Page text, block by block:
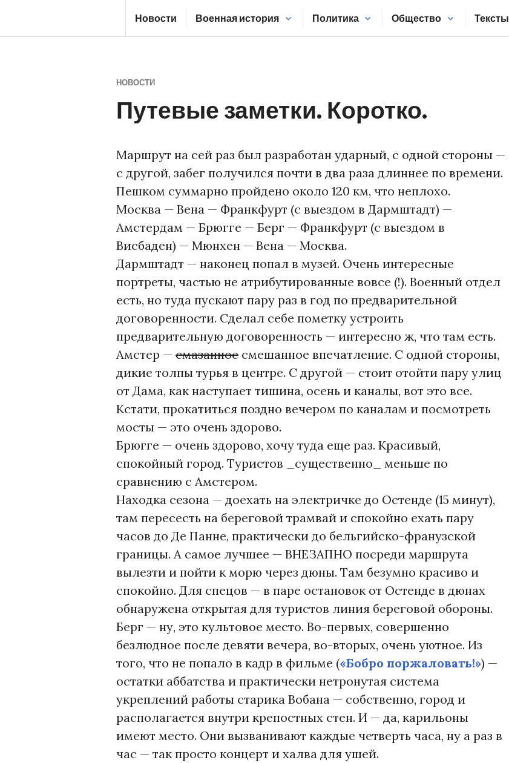
Ж
А
Т
А
Р
О
Г
О
В
О
Р
Ч
У
Н
А
Новости Военная история Политика Общество Тексты
НОВОСТИ
Путевые заметки. Коротко.
Маршрут на сей раз был разработан ударный, с одной стороны —
с другой, забег получился почти в два раза длиннее по времени.
Пешком суммарно пройдено около 120 км, что неплохо.
Москва — Вена — Франкфурт (с выездом в Дармштадт) —
Амстердам — Брюгге — Берг — Франкфурт (с выездом в
Висбаден) — Мюнхен — Вена — Москва.
Дармштадт — наконец попал в музей. Очень интересные
портреты, частью не атрибутированные вовсе (!). Военный отдел
есть, но туда пускают пару раз в год по предварительной
договоренности. Сделал себе пометку устроить
предварительную договоренность — интересно ж, что там есть.
Амстер — смазанное смешанное впечатление. С одной стороны,
дикие толпы турья в центре. С другой — стоит отойти пару улиц
от Дама, как наступает тишина, осень и каналы, вот это все.
Кстати, прокатиться поздно вечером по каналам и посмотреть
мосты — это очень здорово.
Брюгге — очень здорово, хочу туда еще раз. Красивый,
спокойный город. Туристов _существенно_ меньше по
сравнению с Амстером.
Находка сезона — доехать на электричке до Остенде (15 минут),
там пересесть на береговой трамвай и спокойно ехать пару
часов до Де Панне, практически до бельгийско-франузской
границы. А самое лучшее — ВНЕЗАПНО посреди маршрута
вылезти и пойти к морю через дюны. Там безумно красиво и
спокойно. Для спецов — в паре остановок от Остенде в дюнах
обнаружена открытая для туристов линия береговой обороны.
Берг — ну, это культовое место. Во-первых, совершенно
безлюдное после девяти вечера, во-вторых, очень уютное. Из
того, что не попало в кадр в фильме («Бобро поржаловать!») —
остатки аббатства и практически нетронутая система
укреплений работы старика Вобана — собственно, город и
располагается внутри крепостных стен. И — да, карильоны
имеют место. Они вызванивают каждые четверть часа, ну а раз в
час — так просто концерт и халва для ушей.